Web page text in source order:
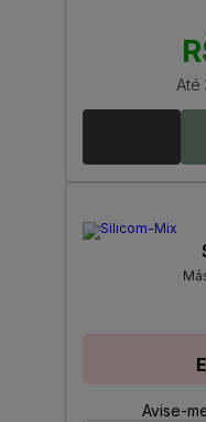
Até
Avise-